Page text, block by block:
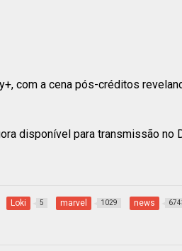
com a cena pós-créditos
disponível para transmissão no
Loki 5 marvel 1029 news